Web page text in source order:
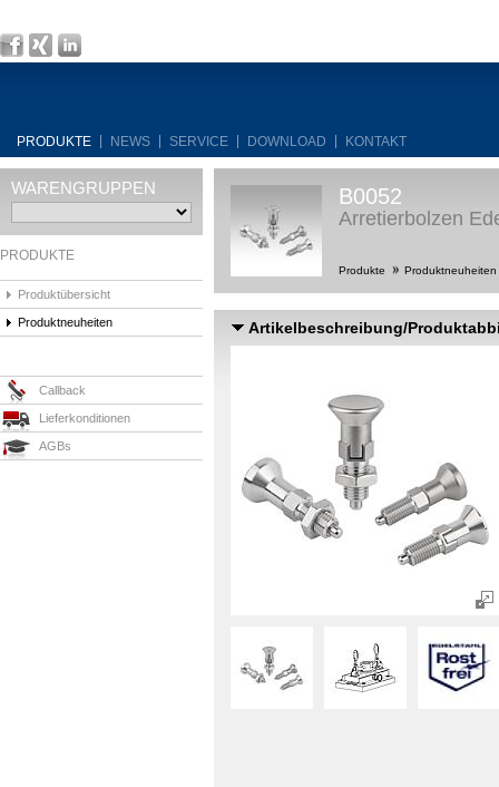
PRODUKTE NEWS SERVICE DOWNLOAD KONTAKT
WARENGRUPPEN
PRODUKTE
Produktübersicht
Produktneuheiten
Callback
Lieferkonditionen
AGBs
B0052
Arretierbolzen
Produkte Produktneuheiten
Artikelbeschreibung/